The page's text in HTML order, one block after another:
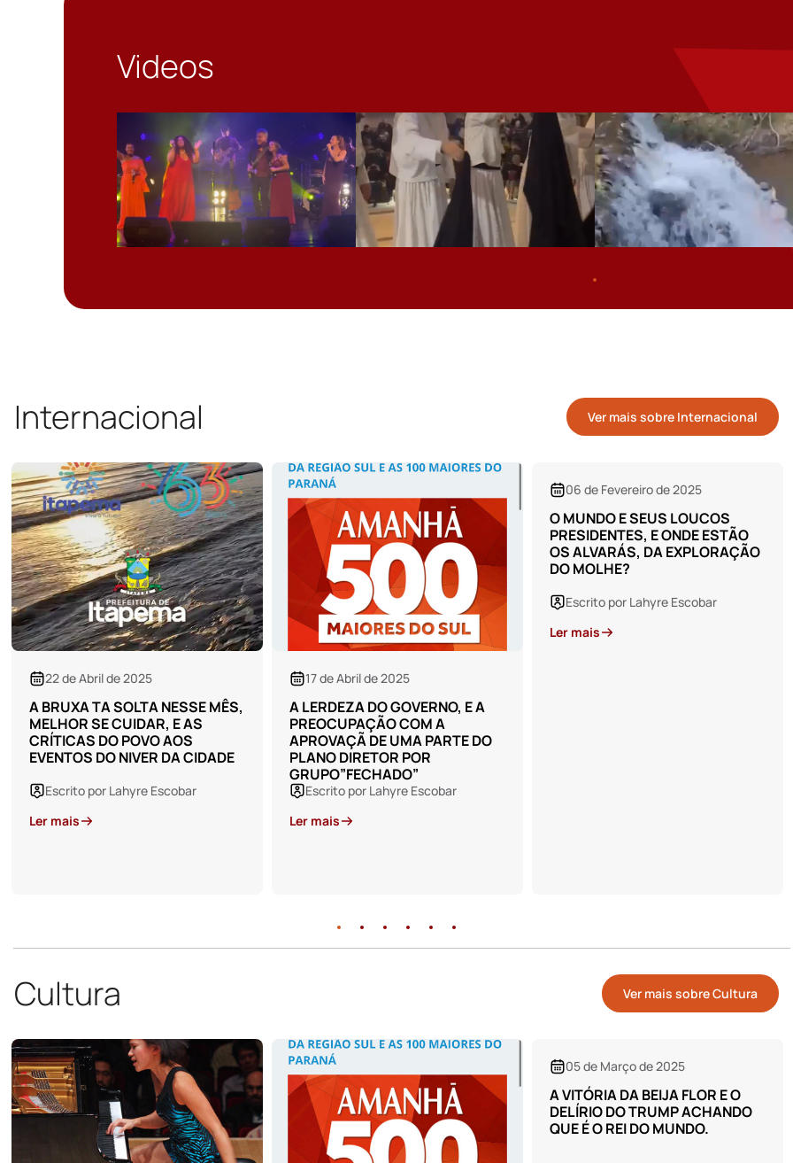
Videos
Internacional Ver mais sobre Internacional
17 de Abril de 2025
A LERDEZA DO GOVERNO, E A
PREOCUPAÇÃO COM A
APROVAÇÃ DE UMA PARTE DO
PLANO DIRETOR POR
Escrito por Lahyre Escobar
Ler mais
06 de Fevereiro de 2025
O MUNDO E SEUS LOUCOS
PRESIDENTES, E ONDE ESTÃO
OS ALVARÁS, DA EXPLORAÇÃO
DO MOLHE?
Escrito por Lahyre Escobar
Ler mais
06 de Novembro de 2024
AS CRÍTICAS A UPA E AO
HOSPITAL ESTÃO
DEMASIADAS. O POVO NÃO
ACEITA QUE O HOSPITAL TEM
Escrito por Lahyre Escobar
Ler mais
Cultura Ver mais sobre Cultura
05 de Março de 2025
A VITÓRIA DA BEIJA FLOR E O
DELÍRIO DO TRUMP ACHANDO
QUE É O REI DO MUNDO.